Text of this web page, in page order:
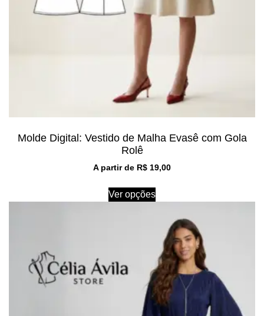
Molde Digital: Vestido de Malha Evasê com Gola
Rolê
A partir de R$ 19,00
Ver opções